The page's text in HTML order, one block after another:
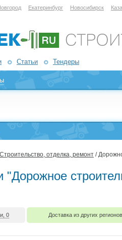
Екатеринбург Новосибирск
Статьи Тендеры
Строительство, отделка, ремонт /
"Дорожное
0 Доставка из других